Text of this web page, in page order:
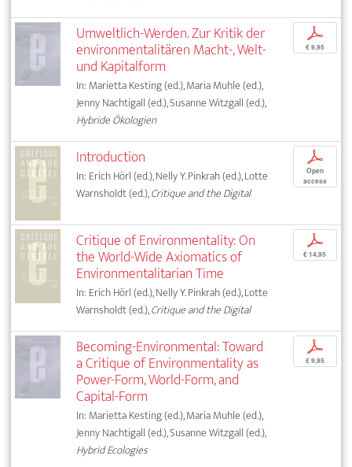
Umweltlich-Werden. Zur Kritik der
environmentalitären Macht-, Welt-
und Kapitalform
In: Marietta Kesting (ed.), Maria Muhle (ed.),
Jenny Nachtigall (ed.), Susanne Witzgall (ed.),
Hybride Ökologien
p
€ 9,95
Introduction
In: Erich Hörl (ed.), Nelly Y. Pinkrah (ed.), Lotte
Warnsholdt (ed.),Critique and the Digital
p
Open
access
Critique of Environmentality: On
the World-Wide Axiomatics of
Environmentalitarian Time
In: Erich Hörl (ed.), Nelly Y. Pinkrah (ed.), Lotte
Warnsholdt (ed.),Critique and the Digital
p
€ 14,95
Becoming-Environmental: Toward
a Critique of Environmentality as
Power-Form, World-Form, and
Capital-Form
In: Marietta Kesting (ed.), Maria Muhle (ed.),
Jenny Nachtigall (ed.), Susanne Witzgall (ed.),
Hybrid Ecologies
p
€ 9,95